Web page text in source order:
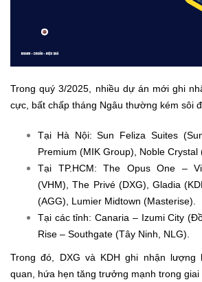
Trong quý 3/2025, nhiều dự án mới ghi
cực, bất chấp tháng Ngâu thường kém sôi
Tại Hà Nội: Sun Feliza Suites
Premium (MIK Group), Noble Crystal
Tại TP.HCM: The Opus One –
(VHM), The Privé (DXG), Gladia
(AGG), Lumier Midtown (Masterise).
Tại các tỉnh: Canaria – Izumi City
Rise – Southgate (Tây Ninh, NLG).
Trong đó, DXG và KDH ghi nhận lượng
quan, hứa hẹn tăng trưởng mạnh trong giai